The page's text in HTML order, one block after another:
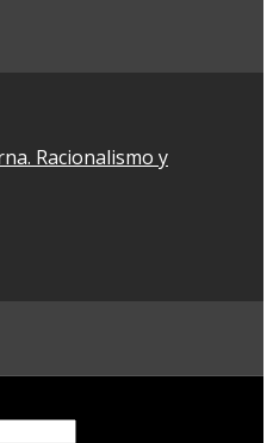
Racionalismo y